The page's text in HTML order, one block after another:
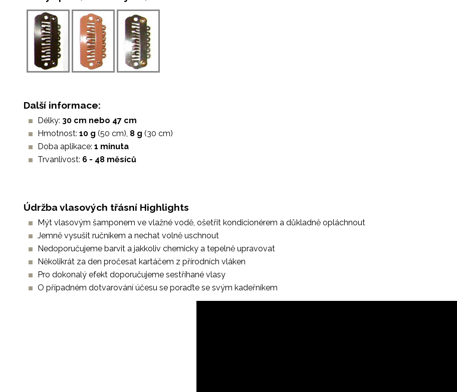
Další informace:
Délky: 30 cm nebo 47 cm
Hmotnost:10 g (50 cm), 8 g (30 cm)
Doba aplikace:1 minuta
Trvanlivost: 6 - 48 měsíců
Údržba vlasových třásní Highlights
Mýt vlasovým šamponem ve vlažné vodě, ošetřit kondicionérem a důkladně opláchnout
Jemně vysušit ručníkem a nechat volně uschnout
Nedoporučujeme barvit a jakkoliv chemicky a tepelně upravovat
Několikrát za den pročesat kartáčem z přírodních vláken
Pro dokonalý efekt doporučujeme sestříhané vlasy
O případném dotvarování účesu se poraďte se svým kadeřníkem